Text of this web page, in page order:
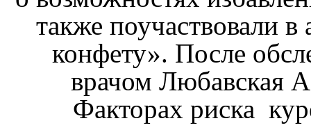
также поучаствовали
конфету». После
врачом Любавская
Факторах риска